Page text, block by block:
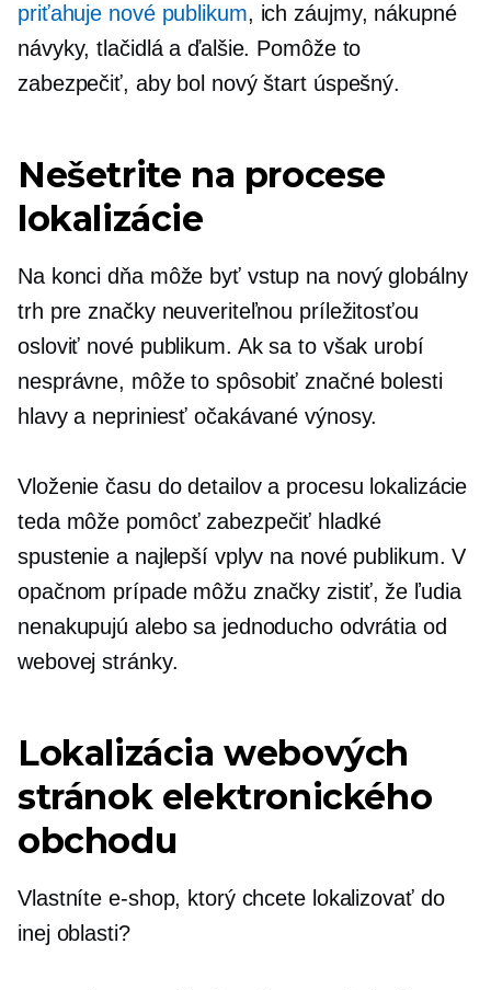
priťahuje nové publikum, ich záujmy, nákupné
návyky, tlačidlá a ďalšie. Pomôže to
zabezpečiť, aby bol nový štart úspešný.
Nešetrite na procese
lokalizácie
Na konci dňa môže byť vstup na nový globálny
trh pre značky neuveriteľnou príležitosťou
osloviť nové publikum. Ak sa to však urobí
nesprávne, môže to spôsobiť značné bolesti
hlavy a nepriniesť očakávané výnosy.
Vloženie času do detailov a procesu lokalizácie
teda môže pomôcť zabezpečiť hladké
spustenie a najlepší vplyv na nové publikum. V
opačnom prípade môžu značky zistiť, že ľudia
nenakupujú alebo sa jednoducho odvrátia od
webovej stránky.
Lokalizácia webových
stránok elektronického
obchodu
Vlastníte e-shop, ktorý chcete lokalizovať do
inej oblasti?